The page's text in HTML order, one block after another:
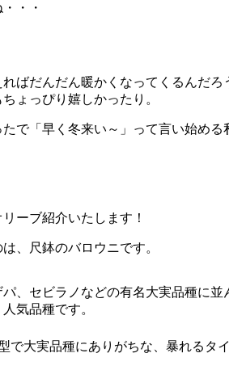
・・
ばだんだん暖かくなってくるんだろ
ょっぴり嬉しかったり。
で「早く冬来い～」って言い始める
ーブ紹介いたします！
、尺鉢のバロウニです。
、セビラノなどの有名大実品種に並
気品種です。
で大実品種にありがちな、暴れるタ